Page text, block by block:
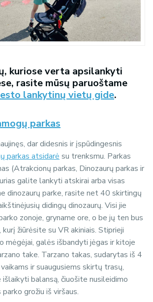
kuriose verta apsilankyti
rasite mūsų paruoštame
lankytinų vietų gide.
parkas
dar didesnis ir įspūdingesnis
parkas atsidarė su trenksmu. Parkas
(Atrakcionų parkas, Dinozaurų parkas ir
galite lankyti atskirai arba visas
dinozaurų parke, rasite net 40 skirtingų
didingų dinozaurų. Visi jie
zonoje, gryname ore, o be jų ten bus
kurį žiūrėsite su VR akiniais. Stiprieji
mėgėjai, galės išbandyti jėgas ir kitoje
take. Tarzano takas, sudarytas iš 4
ir suaugusiems skirtų trasų,
balansą, čiuošite nusileidimo
grožiu iš viršaus.